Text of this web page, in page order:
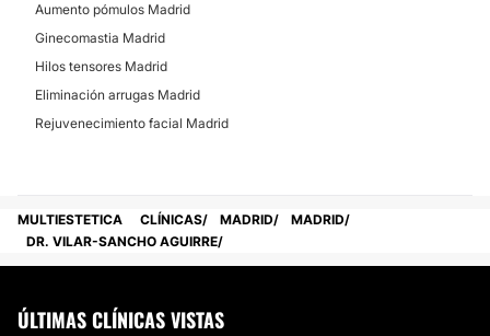
Aumento pómulos Madrid
Ginecomastia Madrid
Hilos tensores Madrid
Eliminación arrugas Madrid
Rejuvenecimiento facial Madrid
MULTIESTETICA CLÍNICAS MADRID
MADRID
DR. VILAR-SANCHO AGUIRRE
ÚLTIMAS CLÍNICAS VISTAS